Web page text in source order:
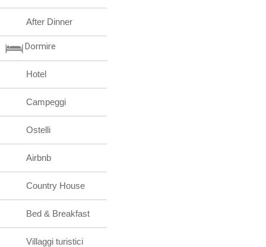
After Dinner
Dormire
Hotel
Campeggi
Ostelli
Airbnb
Country House
Bed & Breakfast
Villaggi turistici